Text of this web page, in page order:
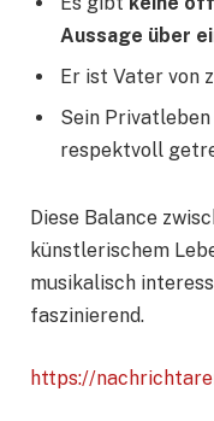
Aussage über
Er ist Vater von
Sein
respektvoll
Diese Balance
künstlerischem
musikalisch
faszinierend.
https://